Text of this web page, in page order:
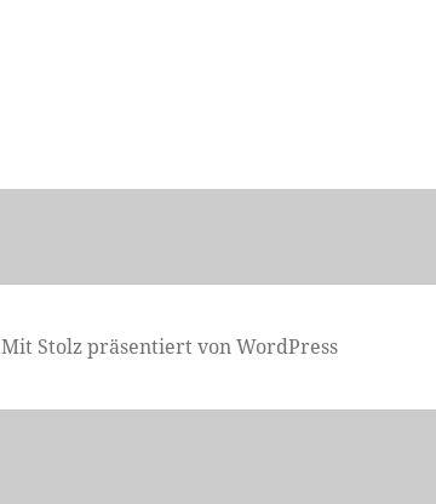
Mit Stolz präsentiert von WordPress